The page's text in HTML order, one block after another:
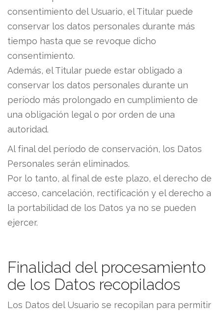
consentimiento del Usuario, el Titular puede
conservar los datos personales durante más
tiempo hasta que se revoque dicho
consentimiento.
Además, el Titular puede estar obligado a
conservar los datos personales durante un
período más prolongado en cumplimiento de
una obligación legal o por orden de una
autoridad.
Al final del período de conservación, los Datos
Personales serán eliminados.
Por lo tanto, al final de este plazo, el derecho de
acceso, cancelación, rectificación y el derecho a
la portabilidad de los Datos ya no se pueden
ejercer.
Finalidad del procesamiento
de los Datos recopilados
Los Datos del Usuario se recopilan para permitir